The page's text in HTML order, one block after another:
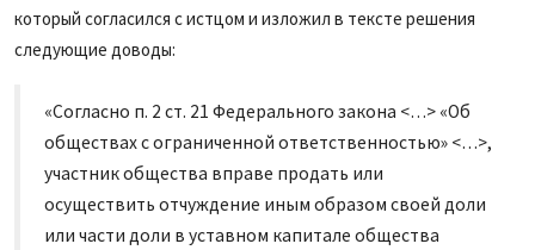
который согласился с истцом и изложил в тексте решения
следующие доводы:
«Согласно п. 2 ст. 21 Федерального закона <…> «Об
обществах с ограниченной ответственностью» <…>,
участник общества вправе продать или
осуществить отчуждение иным образом своей доли
или части доли в уставном капитале общества